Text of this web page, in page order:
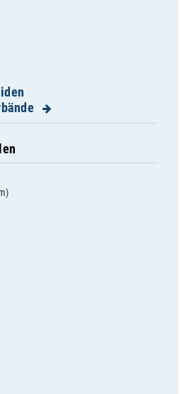
Täufer
St. Johannes
Himmelfahrt